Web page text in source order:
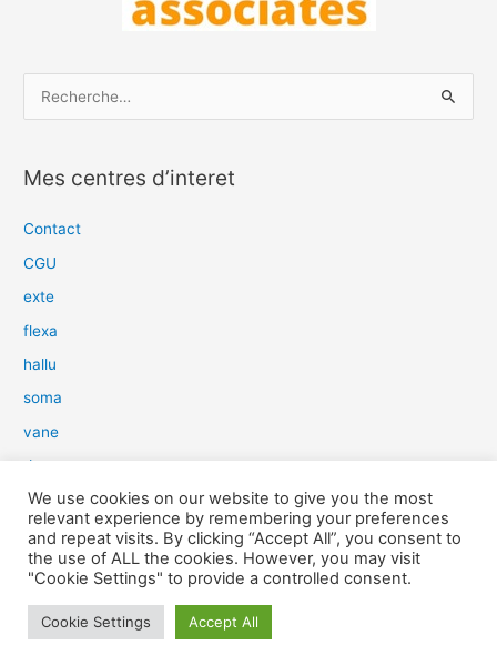
h
e
e
r
:
Mes centres d’interet
Contact
CGU
exte
flexa
hallu
soma
vane
dow
slim
aure
light
We use cookies on our website to give you the most
relevant experience by remembering your preferences
and repeat visits. By clicking “Accept All”, you consent to
the use of ALL the cookies. However, you may visit
"Cookie Settings" to provide a controlled consent.
Cookie Settings Accept All